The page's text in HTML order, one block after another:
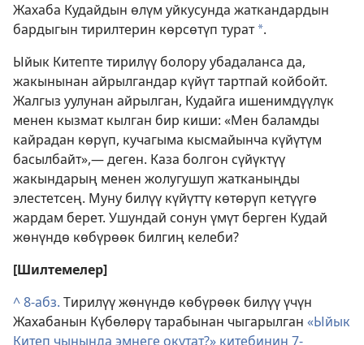
Жахаба Кудайдын өлүм уйкусунда жаткандардын
бардыгын тирилтерин көрсөтүп турат *.
Ыйык Китепте тирилүү болору убадаланса да,
жакынынан айрылгандар күйүт тартпай койбойт.
Жалгыз уулунан айрылган, Кудайга ишенимдүүлүк
менен кызмат кылган бир киши: «Мен баламды
кайрадан көрүп, кучагыма кысмайынча күйүтүм
басылбайт»,— деген. Каза болгон сүйүктүү
жакындарың менен жолугушуп жатканыңды
элестетсең. Муну билүү күйүттү көтөрүп кетүүгө
жардам берет. Ушундай сонун үмүт берген Кудай
жөнүндө көбүрөөк билгиң келеби?
[Шилтемелер]
^8-абз. Тирилүү жөнүндө көбүрөөк билүү үчүн
Жахабанын Күбөлөрү тарабынан чыгарылган «Ыйык
Китеп чынында эмнеге окутат?» китебинин 7-